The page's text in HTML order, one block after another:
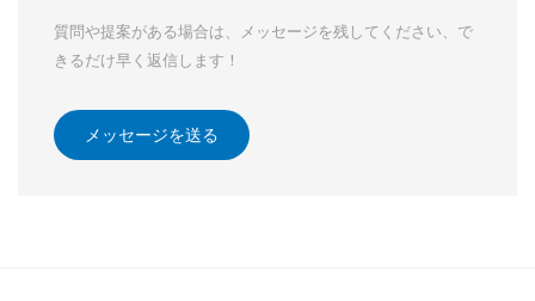
質問や提案がある場合は、メッセージを残してください、で
きるだけ早く返信します！
メッセージを送る